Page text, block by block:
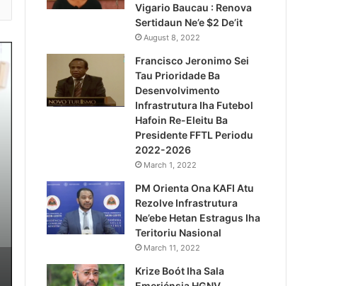
Lei Siberseguransa Ajuda
Kaptura Autór Kriminozu
Estranjeiru
Vigario Baucau : Renova
Sertidaun Ne’e $2 De’it
August 8, 2022
Francisco Jeronimo Sei
Tau Prioridade Ba
Desenvolvimento
Infrastrutura Iha Futebol
Hafoin Re-Eleitu Ba
Presidente FFTL Periodu
2022-2026
March 1, 2022
PM Orienta Ona KAFI Atu
Rezolve Infrastrutura
Ne’ebe Hetan Estragus Iha
Teritoriu Nasional
March 11, 2022
Krize Boót Iha Sala